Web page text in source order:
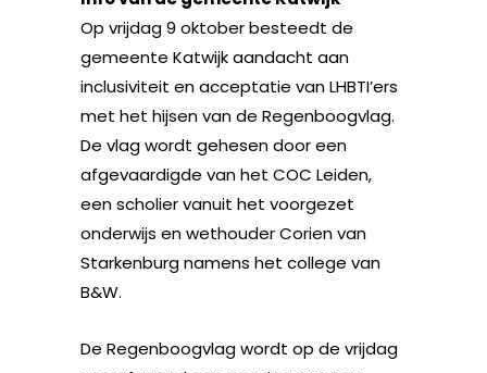
Op vrijdag 9 oktober besteedt de
gemeente Katwijk aandacht aan
inclusiviteit en acceptatie van LHBTI’ers
met het hijsen van de Regenboogvlag.
De vlag wordt gehesen door een
afgevaardigde van het COC Leiden,
een scholier vanuit het voorgezet
onderwijs en wethouder Corien van
Starkenburg namens het college van
B&W.
De Regenboogvlag wordt op de vrijdag